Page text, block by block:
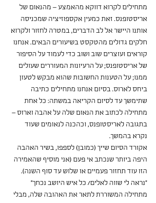
מתחילים לקרוא דווקא מהאמצע – מהנאום של
אריסטופנס. זאת כמעין אקספוזיציה שמכניסה
אותנו היישר אל לב הדברים, במטרה לחזור ולקרוא
חלקים גדולים מהטקסט בשיעורים הבאים. אנחנו
קוראים ועוצרים שוב ושוב כדי לעמוד על הסיפור
של אריסטופנס; על הרעיונות המעוררים שעולים
ממנו; על הטענות החשובות שהוא מבקש לטעון
ביחס לארוס. בסיום אנחנו מתחילים כתיבה
שתימשך עד לסיום הקריאה במשתה: כל אחת
מתחילה לכתוב את הנאום שלה על אהבה וארוס –
בתגובה לאריסטופנס, וכהכנה לנאומים שעוד
נקרא בהמשך.
אקורד הסיום שייך (כמובן) לספפו, בשיר האהבה
היפה ביותר שנכתב אי פעם (אני מוסיף שהאמירה
הזו עוד תחזור פעמיים או שלוש עד סוף השנה).
"נראה לי שווה לאלים/ כל איש היושב נכחך"
מתחילה המשוררת לתאר את האהובה שלה, מבלי